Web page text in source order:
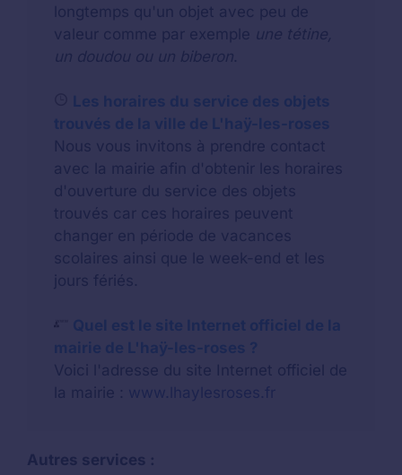
longtemps qu'un objet avec peu de
valeur comme par exemple une tétine,
un doudou ou un biberon.
Les horaires du service des objets
trouvés de la ville de L'haÿ-les-roses
Nous vous invitons à prendre contact
avec la mairie afin d'obtenir les horaires
d'ouverture du service des objets
trouvés car ces horaires peuvent
changer en période de vacances
scolaires ainsi que le week-end et les
jours fériés.
Quel est le site Internet officiel de la
mairie de L'haÿ-les-roses ?
Voici l'adresse du site Internet officiel de
la mairie : www.lhaylesroses.fr
Autres services :